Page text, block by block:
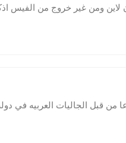
لاين ومن غير خروج من الفيس
إستماعا من قبل الجاليات العربيه في